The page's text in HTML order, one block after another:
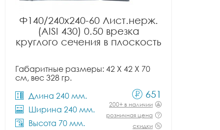
Ф140/240x240-60 Лист.нерж.
(AISI 430) 0.50 врезка
круглого сечения в плоскость
Габаритные размеры: 42 X 42 X 70
см, вес 328 гр.
Длина 240 мм.
Ширина 240 мм.
Высота 70 мм.
651
200+ в наличии
розничная цена
скидки